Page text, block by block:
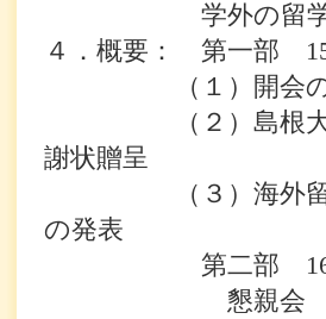
学外の留学生支
４．概要： 第一部
（１）開会の
（２）島根大学の
謝状贈呈
（３）海外留学等
の発表
第二部
懇親会 ・各